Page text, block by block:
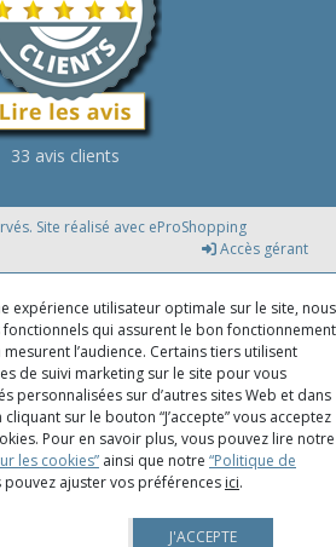
33 avis clients
Site réalisé avec eProShopping
Accès gérant
expérience utilisateur optimale sur le site, nous
qui assurent le bon fonctionnement
l’audience. Certains tiers utilisent
de suivi marketing sur le site pour vous
personnalisées sur d’autres sites Web et dans
sur le bouton “J’accepte” vous acceptez
Pour en savoir plus, vous pouvez lire notre
les cookies” ainsi que notre “Politique de
pouvez ajuster vos préférences ici.
J'ACCEPTE